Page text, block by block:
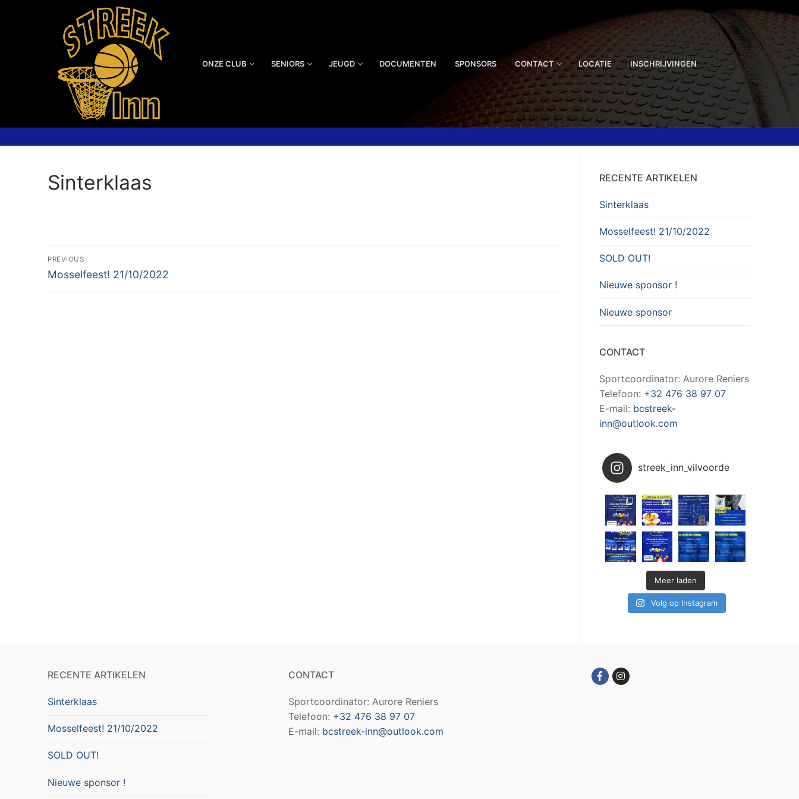
ONZE CLUB SENIORS JEUGD DOCUMENTEN SPONSORS CONTACT LOCATIE INSCHRIJVINGEN
Sinterklaas
PREVIOUS
Mosselfeest! 21/10/2022
RECENTE ARTIKELEN
Sinterklaas
Mosselfeest! 21/10/2022
SOLD OUT!
Nieuwe sponsor !
Nieuwe sponsor
CONTACT
Sportcoordinator: Aurore Reniers
Telefoon: +32 476 38 97 07
E-mail: bcstreek-
inn@outlook.com
streek_inn_vilvoorde
Meer laden
Volg op Instagram
RECENTE ARTIKELEN
Sinterklaas
Mosselfeest! 21/10/2022
SOLD OUT!
Nieuwe sponsor !
CONTACT
Sportcoordinator: Aurore Reniers
Telefoon: +32 476 38 97 07
E-mail: bcstreek-inn@outlook.com